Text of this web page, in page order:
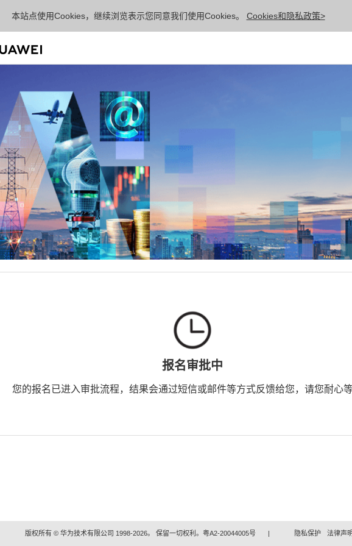
本站点使用Cookies，继续浏览表示您同意我们使用Cookies。 Cookies和隐私政策>
报名审批中
您的报名已进入审批流程，结果会通过短信或邮件等方式反馈给您，请您耐心等
版权所有 © 华为技术有限公司 1998-2026。 保留一切权利。粤A2-20044005号 | 隐私保护 法律声